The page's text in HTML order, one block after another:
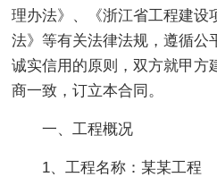
理办法》、《浙江省工程建设
法》等有关法律法规，遵循公
诚实信用的原则，双方就甲方
商一致，订立本合同。
一、工程概况
1、工程名称：某某工程